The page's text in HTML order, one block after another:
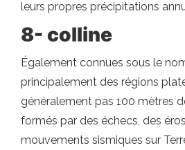
leurs propres précipitations
8- colline
Également connues sous le
principalement des régions
généralement pas 100 mètres
formés par des échecs, des
mouvements sismiques sur